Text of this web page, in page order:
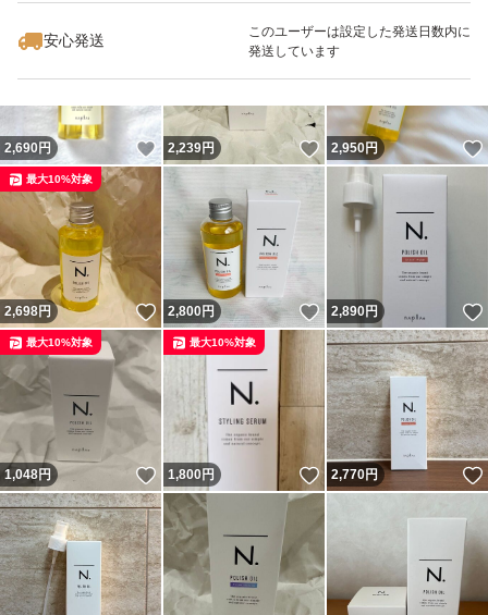
安心発送
このユーザーは設定した発送日数内に
発送しています
2,690円 いいね！
2,239円 いいね！
2,950円
2,698円 いいね！
最大10%対象
2,800円 いいね！
2,890円
1,048円 いいね！
最大10%対象
1,800円 いいね！
最大10%対象
2,770円